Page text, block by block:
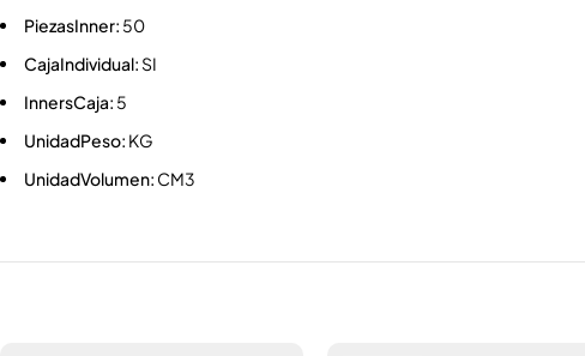
PiezasInner: 50
CajaIndividual: SI
InnersCaja: 5
UnidadPeso: KG
UnidadVolumen: CM3